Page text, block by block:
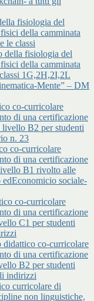
fisiologia del
della camminata
le classi
della fisiologia del
della camminata
1G,2H,2I,2L
Mente” – DM
co-curricolare
di una certificazione
B2 per studenti
n. 23
co-curricolare
di una certificazione
B1 rivolto alle
sociale-
co-curricolare
di una certificazione
C1 per studenti
didattico co-curricolare
di una certificazione
B2 per studenti
indirizzi
curricolare di
non linguistiche,